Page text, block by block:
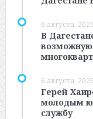
6 августа,
В
возможную
6 августа,
Герей
молодым
службу